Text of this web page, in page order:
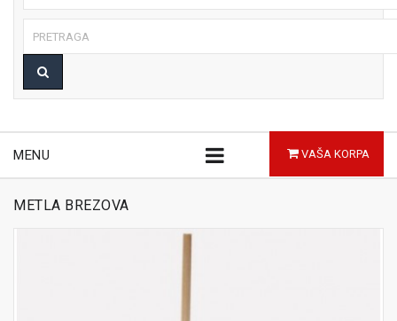
VAŠA KORPA
MENU
METLA BREZOVA